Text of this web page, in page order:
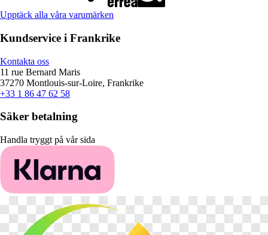
Upptäck alla våra varumärken
Kundservice i Frankrike
Kontakta oss
11 rue Bernard Maris
37270 Montlouis-sur-Loire, Frankrike
+33 1 86 47 62 58
Säker betalning
Handla tryggt på vår sida